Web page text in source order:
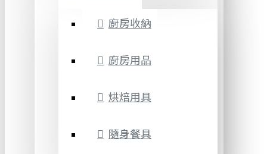
廚房收納
廚房用品
烘焙用具
隨身餐具